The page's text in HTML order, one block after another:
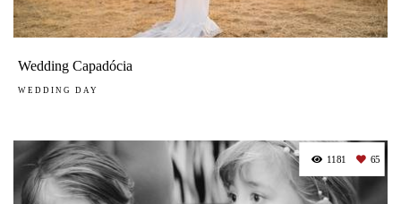
Wedding Capadócia
WEDDING DAY
1181 65